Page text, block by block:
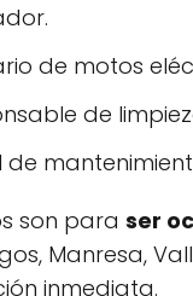
de motos
de
de
son para ser
Manresa,
inmediata.